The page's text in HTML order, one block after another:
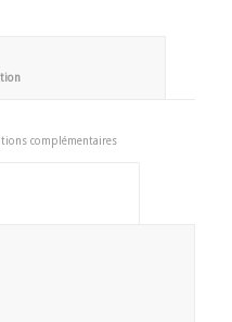
						Description
Informations
Avis (0)